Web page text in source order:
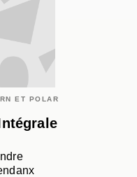
ET POLAR